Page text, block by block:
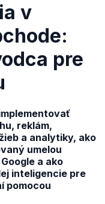
v
pre
reklám,
a analytiky, ako
umelou
a ako
inteligencie pre
pomocou